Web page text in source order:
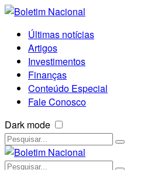
Últimas notícias
Artigos
Investimentos
Finanças
Conteúdo Especial
Fale Conosco
Dark mode